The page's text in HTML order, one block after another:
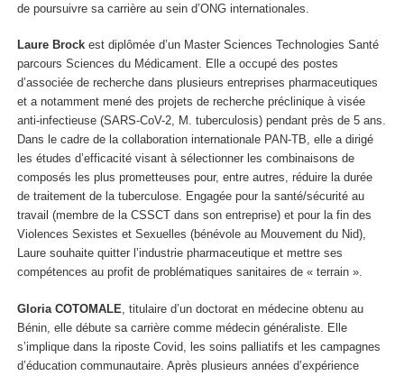
de poursuivre sa carrière au sein d’ONG internationales.
Laure Brock est diplômée d’un Master Sciences Technologies Santé
parcours Sciences du Médicament. Elle a occupé des postes
d’associée de recherche dans plusieurs entreprises pharmaceutiques
et a notamment mené des projets de recherche préclinique à visée
anti-infectieuse (SARS-CoV-2, M. tuberculosis) pendant près de 5 ans.
Dans le cadre de la collaboration internationale PAN-TB, elle a dirigé
les études d’efficacité visant à sélectionner les combinaisons de
composés les plus prometteuses pour, entre autres, réduire la durée
de traitement de la tuberculose. Engagée pour la santé/sécurité au
travail (membre de la CSSCT dans son entreprise) et pour la fin des
Violences Sexistes et Sexuelles (bénévole au Mouvement du Nid),
Laure souhaite quitter l’industrie pharmaceutique et mettre ses
compétences au profit de problématiques sanitaires de « terrain ».
Gloria COTOMALE , titulaire d’un doctorat en médecine obtenu au
Bénin, elle débute sa carrière comme médecin généraliste. Elle
s’implique dans la riposte Covid, les soins palliatifs et les campagnes
d’éducation communautaire. Après plusieurs années d’expérience